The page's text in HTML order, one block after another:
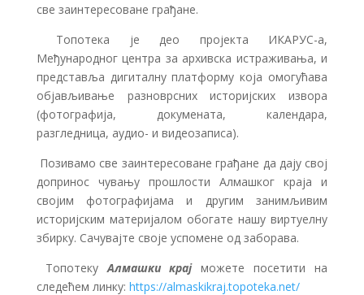
све заинтересоване грађане.
Топотека је део пројекта ИКАРУС-а,
Међународног центра за архивска истраживања, и
представља дигиталну платформу која омогућава
објављивање разноврсних историјских извора
(фотографија, докумената, календара,
разгледница, аудио- и видеозаписа).
Позивамо све заинтересоване грађане да дају свој
допринос чувању прошлости Алмашког краја и
својим фотографијама и другим занимљивим
историјским материјалом обогате нашу виртуелну
збирку. Сачувајте своје успомене од заборава.
Топотеку Алмашки крајможете посетити на
следећем линку: https://almaskikraj.topoteka.net/